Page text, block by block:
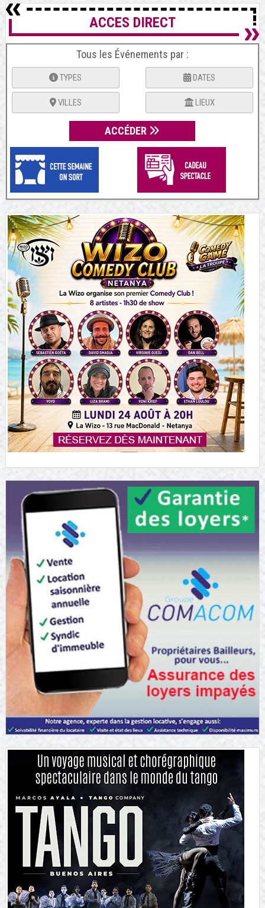
ACCES DIRECT
Tous les Événements par :
TYPES DATES
VILLES LIEUX
ACCÉDER